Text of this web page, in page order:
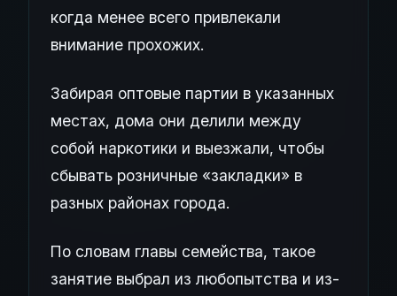
когда менее всего привлекали
внимание прохожих.
Забирая оптовые партии в указанных
местах, дома они делили между
собой наркотики и выезжали, чтобы
сбывать розничные «закладки» в
разных районах города.
По словам главы семейства, такое
занятие выбрал из любопытства и из-